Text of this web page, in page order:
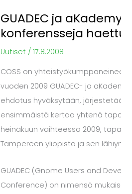
GUADEC ja aKademy -
konferensseja haettu
Uutiset / 17.8.2008
COSS on
vuoden 2009 GUADEC- ja
ehdotus hyväksytään, järjestetään
ensimmäistä kertaa yhtenä
heinäkuun vaihteessa 2009,
Tampereen yliopisto ja sen
GUADEC (Gnome Users and
Conference) on nimensä
GUADEC
ja
aKademy
konferensseja
haettu
Tampereelle